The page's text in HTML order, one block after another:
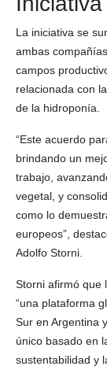
La iniciativa se
ambas
campos
relacionada con
de la hidroponía.
“Este acuerdo
brindando un
trabajo,
vegetal, y
como lo
europeos”,
Adolfo Storni.
Storni afirmó que
“una plataforma
Sur en Argentina
único basado en
sustentabilidad y